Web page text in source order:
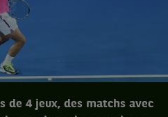
de 4 jeux, des matchs avec